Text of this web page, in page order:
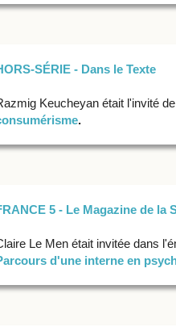
SÉRIE - Dans le Texte
Keucheyan était l'invité
.
5 - Le Magazine de la
Le Men était invitée dans
d'une interne en